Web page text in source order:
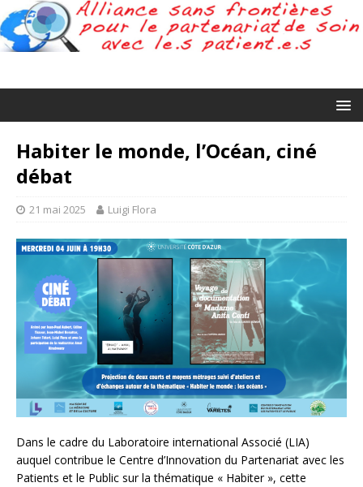
Habiter le monde, l’Océan, ciné
débat
21 mai 2025 Luigi Flora
Dans le cadre du Laboratoire international Associé (LIA)
auquel contribue le Centre d’Innovation du Partenariat avec les
Patients et le Public sur la thématique « Habiter », cette